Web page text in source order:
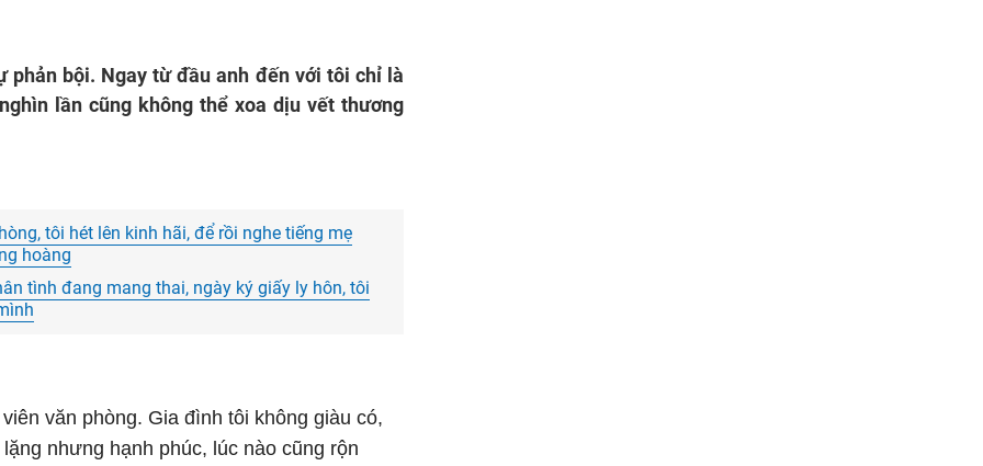
phản bội. Ngay từ đầu anh đến với tôi chỉ là
lần cũng không thể xoa dịu vết thương
tôi hét lên kinh hãi, để rồi nghe tiếng mẹ
hoàng
tình đang mang thai, ngày ký giấy ly hôn, tôi
văn phòng. Gia đình tôi không giàu có,
nhưng hạnh phúc, lúc nào cũng rộn